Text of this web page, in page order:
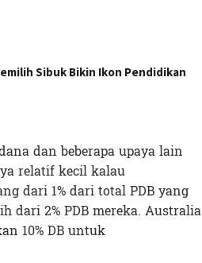
Sibuk Bikin Ikon Pendidikan
dan beberapa upaya lain
relatif kecil kalau
dari 1% dari total PDB yang
dari 2% PDB mereka. Australia
10% DB untuk